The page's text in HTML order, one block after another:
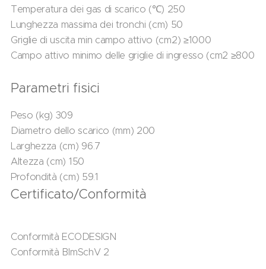
Temperatura dei gas di scarico (℃) 250
Lunghezza massima dei tronchi (cm) 50
Griglie di uscita min campo attivo (cm2) ≥1000
Campo attivo minimo delle griglie di ingresso (cm2 ≥800
Parametri fisici
Peso (kg) 309
Diametro dello scarico (mm) 200
Larghezza (cm) 96.7
Altezza (cm) 150
Profondità (cm) 59.1
Certificato/Conformità
Conformità ECODESIGN
Conformità BImSchV 2